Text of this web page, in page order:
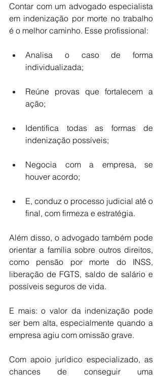
Contar com um advogado especialista
em indenização por morte no trabalho
é o melhor caminho. Esse profissional:
Analisa o caso de forma
individualizada;
Reúne provas que fortalecem a
ação;
Identifica todas as formas de
indenização possíveis;
Negocia com a empresa, se
houver acordo;
E, conduz o processo judicial até o
final, com firmeza e estratégia.
Além disso, o advogado também pode
orientar a família sobre outros direitos,
como pensão por morte do INSS,
liberação de FGTS, saldo de salário e
possíveis seguros de vida.
E mais: o valor da indenização pode
ser bem alta, especialmente quando a
empresa agiu com omissão grave.
Com apoio jurídico especializado, as
chances de conseguir uma